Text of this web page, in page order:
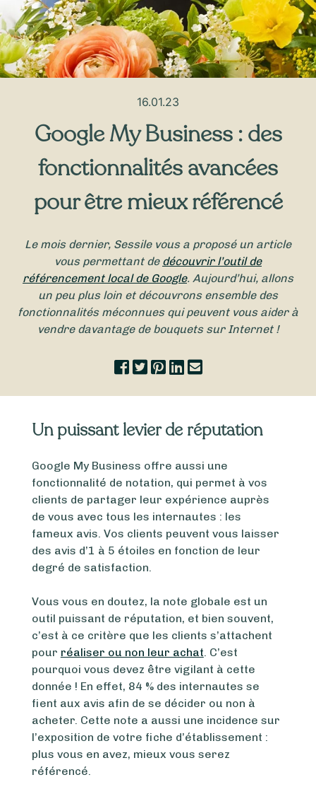
16.01.23
Google My Business : des
fonctionnalités avancées
pour être mieux référencé
Le mois dernier, Sessile vous a proposé un article
vous permettant de découvrir l’outil de
référencement local de Google. Aujourd’hui, allons
un peu plus loin et découvrons ensemble des
fonctionnalités méconnues qui peuvent vous aider à
vendre davantage de bouquets sur Internet !
Un puissant levier de réputation
Google My Business offre aussi une
fonctionnalité de notation, qui permet à vos
clients de partager leur expérience auprès
de vous avec tous les internautes : les
fameux avis. Vos clients peuvent vous laisser
des avis d’1 à 5 étoiles en fonction de leur
degré de satisfaction.
Vous vous en doutez, la note globale est un
outil puissant de réputation, et bien souvent,
c’est à ce critère que les clients s’attachent
pour réaliser ou non leur achat. C’est
pourquoi vous devez être vigilant à cette
donnée ! En effet, 84 % des internautes se
fient aux avis afin de se décider ou non à
acheter. Cette note a aussi une incidence sur
l’exposition de votre fiche d’établissement :
plus vous en avez, mieux vous serez
référencé.